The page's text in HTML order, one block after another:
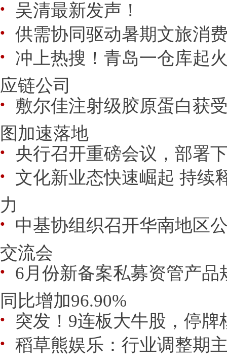
● 吴清最新发声！
● 供需协同驱动暑期文旅消
● 冲上热搜！青岛一仓库起
应链公司
● 敷尔佳注射级胶原蛋白获
图加速落地
● 央行召开重磅会议，部署
● 文化新业态快速崛起 持续
力
● 中基协组织召开华南地区
交流会
● 6月份新备案私募资管产品
同比增加96.90%
● 突发！9连板大牛股，停牌
● 稻草熊娱乐：行业调整期